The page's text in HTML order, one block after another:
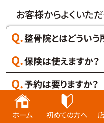
ホーム 初めての方へ
お客様からよくいた
整骨院とはどういう
保険は使えますか？
予約は要りますか？
初回の診察はどうし